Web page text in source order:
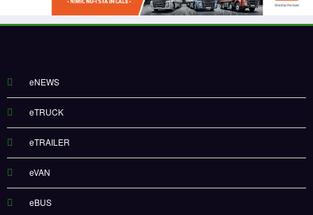
eNEWS
eTRUCK
eTRAILER
eVAN
eBUS